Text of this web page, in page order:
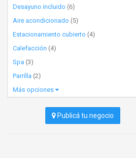
Desayuno incluido (6)
Aire acondicionado (5)
Estacionamiento cubierto (4)
Calefacción (4)
Spa (3)
Parrilla (2)
Más opciones
Publicá tu negocio